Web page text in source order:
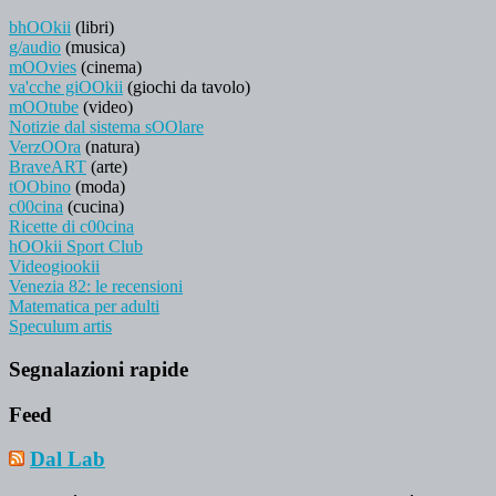
bhOOkii (libri)
g/audio (musica)
mOOvies (cinema)
va'cche giOOkii (giochi da tavolo)
mOOtube (video)
Notizie dal sistema sOOlare
VerzOOra (natura)
BraveART (arte)
tOObino (moda)
c00cina (cucina)
Ricette di c00cina
hOOkii Sport Club
Videogiookii
Venezia 82: le recensioni
Matematica per adulti
Speculum artis
Segnalazioni rapide
Feed
Dal Lab